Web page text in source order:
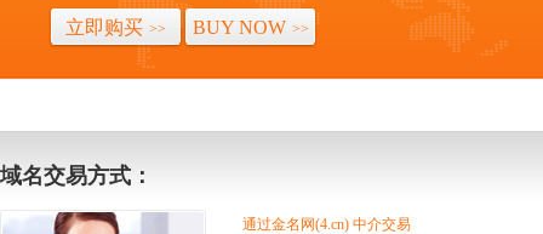
立即购买 >> BUY NOW >>
域名交易方式：
通过金名网(4.cn) 中介交易